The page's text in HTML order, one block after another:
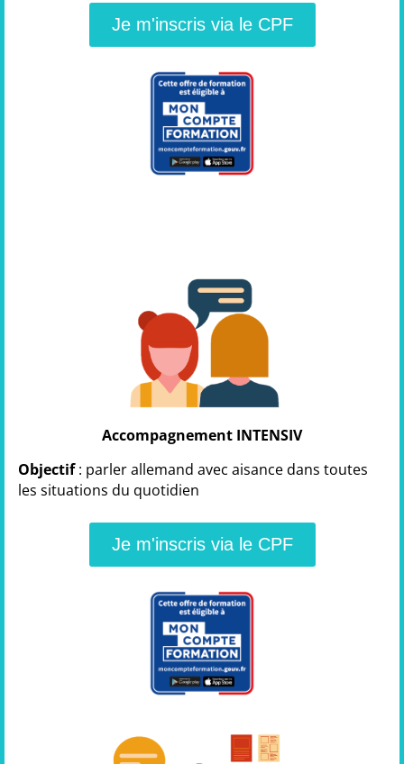
Je m'inscris via le CPF
Accompagnement INTENSIV
Objectif: parler allemand avec aisance dans toutes
les situations du quotidien
Je m'inscris via le CPF